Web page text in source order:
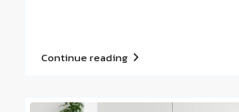
Continue reading